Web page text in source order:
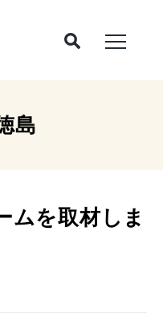
島
ムを取材しま